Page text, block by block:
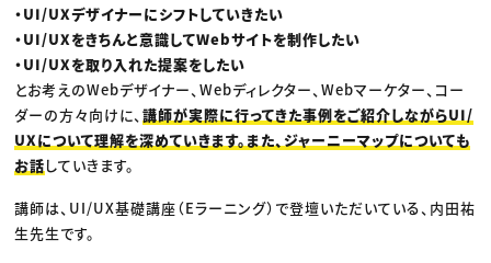
・UI/UXデザイナーにシフトしていきたい
・UI/UXをきちんと意識してWebサイトを制作したい
・UI/UXを取り入れた提案をしたい
とお考えのWebデザイナー、Webディレクター、Webマーケター、コー
ダーの方々向けに、講師が実際に行ってきた事例をご紹介しながらUI/
UXについて理解を深めていきます。また、ジャーニーマップについても
お話していきます。
講師は、UI/UX基礎講座（Eラーニング）で登壇いただいている、内田祐
生先生です。